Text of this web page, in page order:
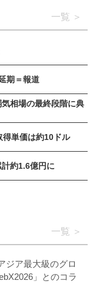
一覧
期＝報道
相場の最終段階に典
得単価は約10ドル
約1.6億円に
一覧
ジア最大級のグロ
」とのコラ